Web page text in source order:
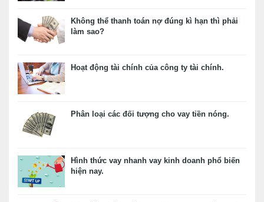
Không thể thanh toán nợ đúng kì hạn thì phải
làm sao?
Hoạt động tài chính của công ty tài chính.
Phân loại các đối tượng cho vay tiền nóng.
Hình thức vay nhanh vay kinh doanh phổ biến
hiện nay.